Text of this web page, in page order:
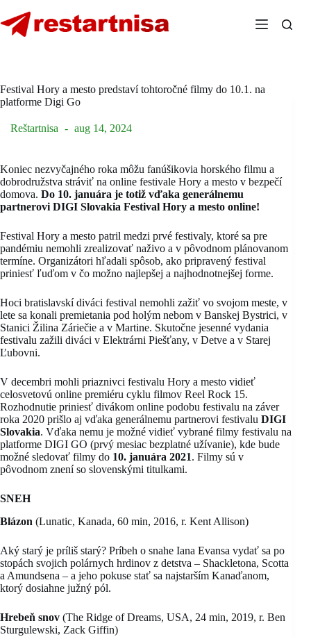
to
content
Festival Hory a mesto predstaví tohtoročné filmy do 10.1. na
platforme Digi Go
Reštartnisa aug 14, 2024
Koniec nezvyčajného roka môžu fanúšikovia horského filmu a
dobrodružstva stráviť na online festivale Hory a mesto v bezpečí
domova. Do 10. januára je totiž vďaka generálnemu
partnerovi DIGI Slovakia Festival Hory a mesto online!
Festival Hory a mesto patril medzi prvé festivaly, ktoré sa pre
pandémiu nemohli zrealizovať naživo a v pôvodnom plánovanom
termíne. Organizátori hľadali spôsob, ako pripravený festival
priniesť ľuďom v čo možno najlepšej a najhodnotnejšej forme.
Hoci bratislavskí diváci festival nemohli zažiť vo svojom meste, v
lete sa konali premietania pod holým nebom v Banskej Bystrici, v
Stanici Žilina Záriečie a v Martine. Skutočne jesenné vydania
festivalu zažili diváci v Elektrárni Piešťany, v Detve a v Starej
Ľubovni.
V decembri mohli priaznivci festivalu Hory a mesto vidieť
celosvetovú online premiéru cyklu filmov Reel Rock 15.
Rozhodnutie priniesť divákom online podobu festivalu na záver
roka 2020 prišlo aj vďaka generálnemu partnerovi festivalu DIGI
Slovakia. Vďaka nemu je možné vidieť vybrané filmy festivalu na
platforme DIGI GO (prvý mesiac bezplatné užívanie), kde bude
možné sledovať filmy do 10. januára 2021. Filmy sú v
pôvodnom znení so slovenskými titulkami.
SNEH
Blázon (Lunatic, Kanada, 60 min, 2016, r. Kent Allison)
Aký starý je príliš starý? Príbeh o snahe Iana Evansa vydať sa po
stopách svojich polárnych hrdinov z detstva – Shackletona, Scotta
a Amundsena – a jeho pokuse stať sa najstarším Kanaďanom,
ktorý dosiahne južný pól.
Hrebeň snov (The Ridge of Dreams, USA, 24 min, 2019, r. Ben
Sturgulewski, Zack Giffin)